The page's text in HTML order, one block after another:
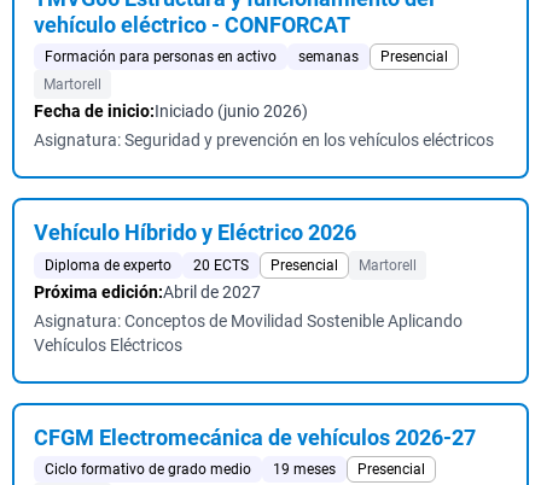
vehículo eléctrico - CONFORCAT
Formación para personas en activo semanas
Presencial
Martorell
Fecha de inicio:Iniciado (junio 2026)
Asignatura: Seguridad y prevención en los vehículos eléctricos
Vehículo Híbrido y Eléctrico 2026
Diploma de experto 20 ECTS Presencial Martorell
Próxima edición:Abril de 2027
Asignatura: Conceptos de Movilidad Sostenible Aplicando
Vehículos Eléctricos
CFGM Electromecánica de vehículos 2026-27
Ciclo formativo de grado medio 19 meses
Presencial